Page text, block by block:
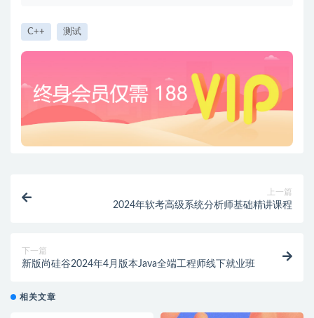
C++ 测试
上一篇
2024年软考高级系统分析师基础精讲课程
下一篇
新版尚硅谷2024年4月版本Java全端工程师线下就业班
相关文章